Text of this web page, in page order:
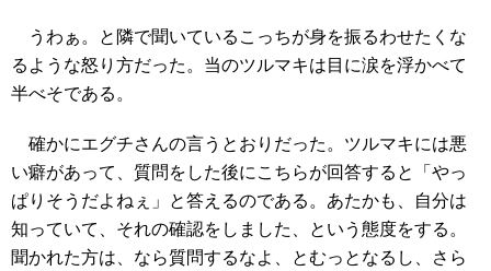
うわぁ。と隣で聞いているこっちが身を振るわせたくな
るような怒り方だった。当のツルマキは目に涙を浮かべて
半べそである。
確かにエグチさんの言うとおりだった。ツルマキには悪
い癖があって、質問をした後にこちらが回答すると「やっ
ぱりそうだよねぇ」と答えるのである。あたかも、自分は
知っていて、それの確認をしました、という態度をする。
聞かれた方は、なら質問するなよ、とむっとなるし、さら